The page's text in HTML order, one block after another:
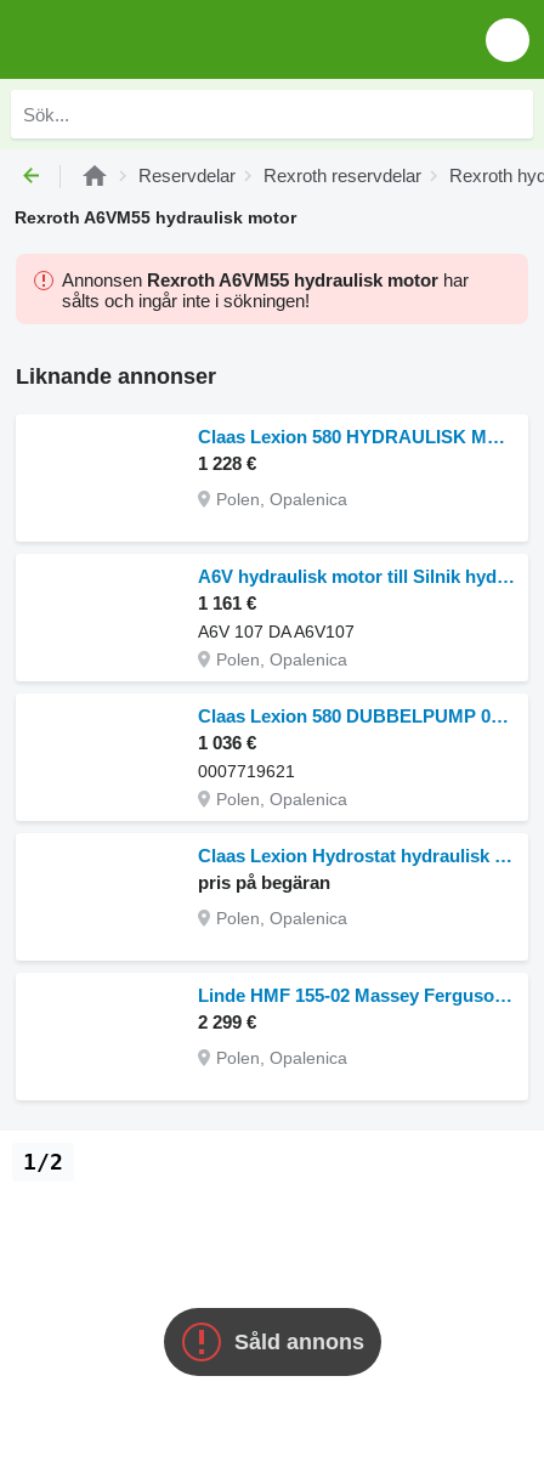
Reservdelar Rexroth reservdelar Rexroth
Rexroth A6VM55 hydraulisk motor
Annonsen Rexroth A6VM55 hydraulisk motor har
sålts och ingår inte i sökningen!
Liknande annonser
Claas Lexion 580 HYDRAULISK MOTOR 0007454980 (Hydrostatisk drivning till Claas Lexion 580 skördetröska
1 228 €
Polen, Opalenica
A6V hydraulisk motor till Silnik hydrauliczny pompa jazdy
1 161 €
A6V 107 DA A6V107
Polen, Opalenica
Claas Lexion 580 DUBBELPUMP 0007719621 (Hydraulpumpar) hydraulisk motor till Claas Lexion 580 skördetröska
1 036 €
0007719621
Polen, Opalenica
Claas Lexion Hydrostat hydraulisk motor till Claas Lexion skördetröska
pris på begäran
Polen, Opalenica
Linde HMF 155-02 Massey Ferguson hydraulpump Hydromotor 155-02 hydraulisk motor
2 299 €
Polen, Opalenica
Såld annons
1/2